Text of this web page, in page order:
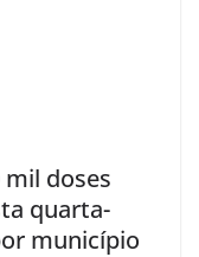
doses
quarta-
município